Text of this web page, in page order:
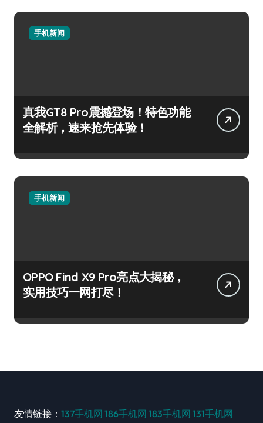
手机新闻
真我GT8 Pro震撼登场！特色功能
全解析，速来抢先体验！
手机新闻
OPPO Find X9 Pro亮点大揭秘，
实用技巧一网打尽！
友情链接： 137手机网 186手机网 183手机网 131手机网